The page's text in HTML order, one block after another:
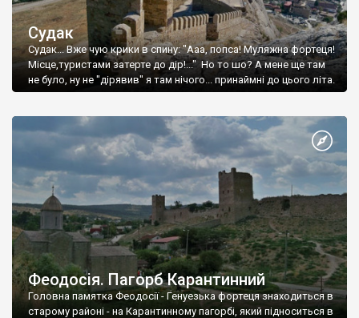
Судак
Судак... Вже чую крики в спину: "Ааа, попса! Муляжна фортеця!
Місце,туристами затерте до дір!..." Но то шо? А мене ще там
не було, ну не "дірявив" я там нічого... принаймні до цього літа.
Феодосія. Пагорб Карантинний
Головна памятка Феодосії - Генуезька фортеця знаходиться в
старому районі - на Карантинному пагорбі, який підноситься в